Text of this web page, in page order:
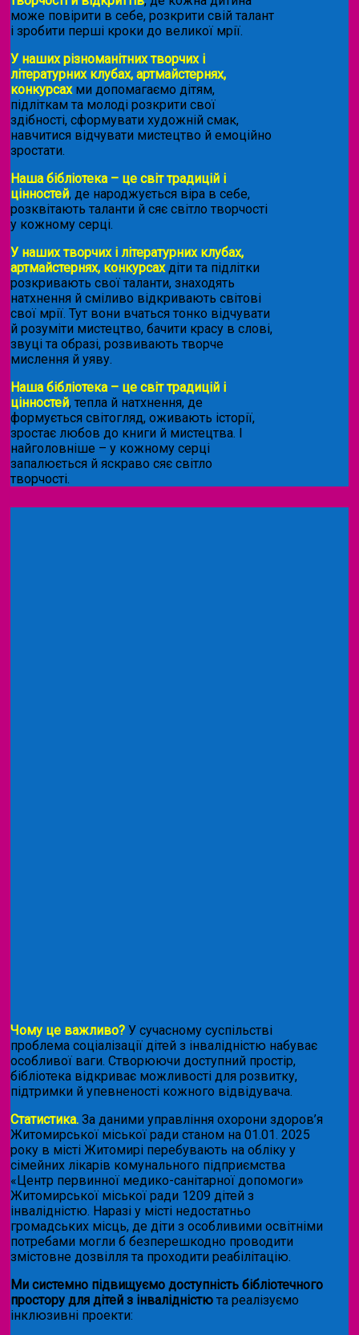
може повірити в себе, розкрити свій талант
і зробити перші кроки до великої мрії.
У наших різноманітних творчих і
літературних клубах, артмайстернях,
конкурсахми допомагаємо дітям,
підліткам та молоді розкрити свої
здібності, сформувати художній смак,
навчитися відчувати мистецтво й емоційно
зростати.
Наша бібліотека – це світ традицій і
цінностей, де народжується віра в себе,
розквітають таланти й сяє світло творчості
у кожному серці.
У наших творчих і літературних клубах,
артмайстернях, конкурсахдіти та підлітки
розкривають свої таланти, знаходять
натхнення й сміливо відкривають світові
свої мрії. Тут вони вчаться тонко відчувати
й розуміти мистецтво, бачити красу в слові,
звуці та образі, розвивають творче
мислення й уяву.
Наша бібліотека – це світ традицій і
цінностей, тепла й натхнення, де
формується світогляд, оживають історії,
зростає любов до книги й мистецтва. І
найголовніше – у кожному серці
запалюється й яскраво сяє світло
творчості.
Чому це важливо? У сучасному суспільстві
проблема соціалізації дітей з інвалідністю набуває
особливої ваги. Створюючи доступний простір,
бібліотека відкриває можливості для розвитку,
підтримки й упевненості кожного відвідувача.
Статистика. За даними управління охорони здоров’я
Житомирської міської ради станом на 01.01. 2025
року в місті Житомирі перебувають на обліку у
сімейних лікарів комунального підприємства
«Центр первинної медико-санітарної допомоги»
Житомирської міської ради 1209 дітей з
інвалідністю. Наразі у місті недостатньо
громадських місць, де діти з особливими освітніми
потребами могли б безперешкодно проводити
змістовне дозвілля та проходити реабілітацію.
Ми системно підвищуємо доступність бібліотечного
простору для дітей з інвалідністю та реалізуємо
інклюзивні проекти: